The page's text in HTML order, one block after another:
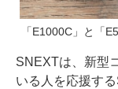
「E1000C」と「
SNEXTは、新型
いる人を応援す